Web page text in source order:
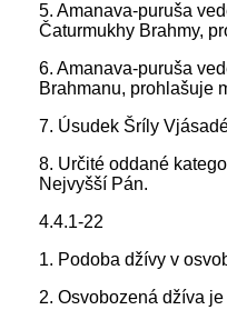
5. Amanava-puruša
Čaturmukhy Brahmy,
6. Amanava-puruša
Brahmanu, prohlašuje
7. Úsudek Šríly
8. Určité oddané
Nejvyšší Pán.
4.4.1-22
1. Podoba džívy v
2. Osvobozená džíva